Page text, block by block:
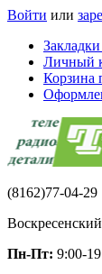
Войти или
Личный
Корзина
(8162)77-04-29
Пн-Пт: 9:00-